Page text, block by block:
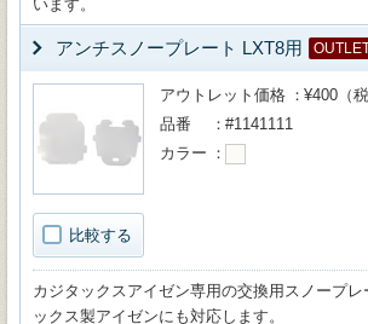
います。
アンチスノープレート LXT8用
比較する
アウトレット価格
¥400（税
品番
#1141111
カラー
カジタックスアイゼン専用の交換用スノープレ
ックス製アイゼンにも対応します。